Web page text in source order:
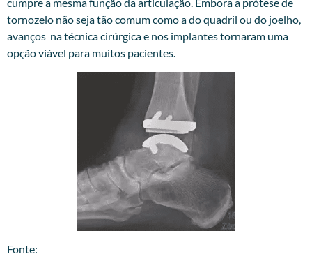
cumpre a mesma função da articulação. Embora a prótese de
tornozelo não seja tão comum como a do quadril ou do joelho,
avanços na técnica cirúrgica e nos implantes tornaram uma
opção viável para muitos pacientes.
​Fonte: